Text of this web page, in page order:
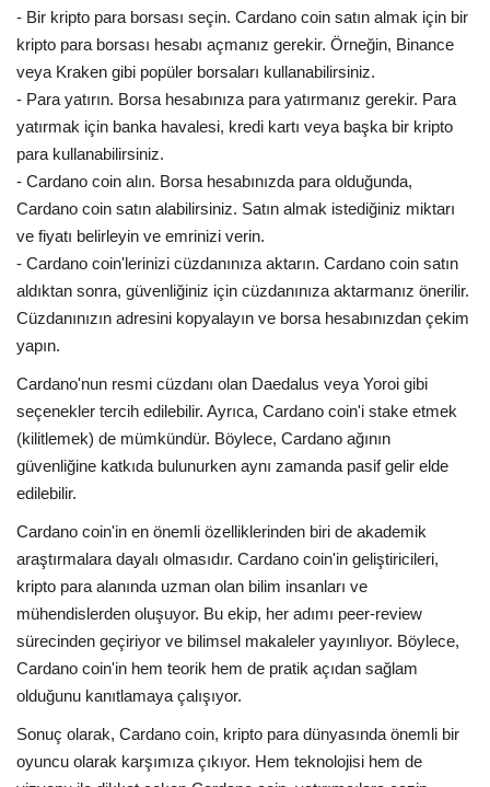
- Bir kripto para borsası seçin. Cardano coin satın almak için bir
kripto para borsası hesabı açmanız gerekir. Örneğin, Binance
veya Kraken gibi popüler borsaları kullanabilirsiniz.
- Para yatırın. Borsa hesabınıza para yatırmanız gerekir. Para
yatırmak için banka havalesi, kredi kartı veya başka bir kripto
para kullanabilirsiniz.
- Cardano coin alın. Borsa hesabınızda para olduğunda,
Cardano coin satın alabilirsiniz. Satın almak istediğiniz miktarı
ve fiyatı belirleyin ve emrinizi verin.
- Cardano coin'lerinizi cüzdanınıza aktarın. Cardano coin satın
aldıktan sonra, güvenliğiniz için cüzdanınıza aktarmanız önerilir.
Cüzdanınızın adresini kopyalayın ve borsa hesabınızdan çekim
yapın.
Cardano'nun resmi cüzdanı olan Daedalus veya Yoroi gibi
seçenekler tercih edilebilir. Ayrıca, Cardano coin'i stake etmek
(kilitlemek) de mümkündür. Böylece, Cardano ağının
güvenliğine katkıda bulunurken aynı zamanda pasif gelir elde
edilebilir.
Cardano coin'in en önemli özelliklerinden biri de akademik
araştırmalara dayalı olmasıdır. Cardano coin'in geliştiricileri,
kripto para alanında uzman olan bilim insanları ve
mühendislerden oluşuyor. Bu ekip, her adımı peer-review
sürecinden geçiriyor ve bilimsel makaleler yayınlıyor. Böylece,
Cardano coin'in hem teorik hem de pratik açıdan sağlam
olduğunu kanıtlamaya çalışıyor.
Sonuç olarak, Cardano coin, kripto para dünyasında önemli bir
oyuncu olarak karşımıza çıkıyor. Hem teknolojisi hem de